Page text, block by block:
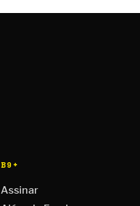
B9+
Assinar